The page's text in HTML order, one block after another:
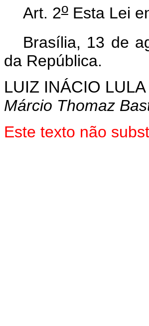
Art. 2oEsta Lei
Brasília, 13 de
da República.
LUIZ INÁCIO LULA
Márcio Thomaz
Este texto não